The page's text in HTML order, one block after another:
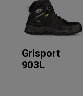
Grisport
903L